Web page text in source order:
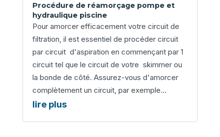
Procédure de réamorçage pompe et
hydraulique piscine
Pour amorcer efficacement votre circuit de
filtration, il est essentiel de procéder circuit
par circuit d'aspiration en commençant par 1
circuit tel que le circuit de votre skimmer ou
la bonde de côté. Assurez-vous d'amorcer
complètement un circuit, par exemple...
lire plus